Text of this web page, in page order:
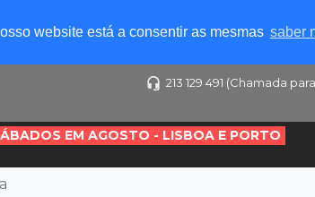
website está a consentir as mesmas saber
213 129 491 (Chamada
EM AGOSTO - LISBOA E PORTO